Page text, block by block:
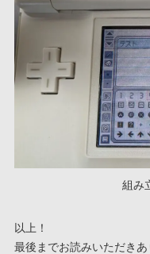
組み
以上！
最後までお読みいただきあ